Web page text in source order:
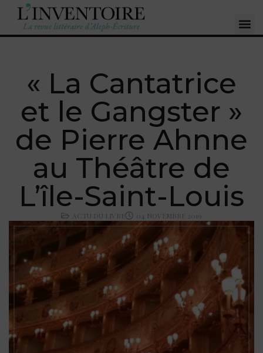
« La Cantatrice
et le Gangster »
de Pierre Ahnne
au Théâtre de
L’île-Saint-Louis
ACTU DU LIVRE 04 NOVEMBRE 2019